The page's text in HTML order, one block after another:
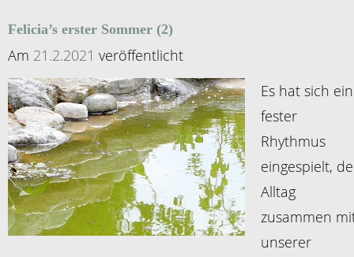
Felicia’s erster Sommer (2)
Am 21.2.2021 veröffentlicht
Es hat sich ein
fester
Rhythmus
eingespielt,
Alltag
zusammen
unserer